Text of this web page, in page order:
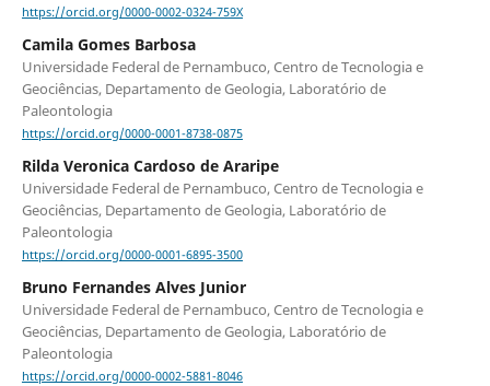
https://orcid.org/0000-0002-0324-759X
Camila Gomes Barbosa
Universidade Federal de Pernambuco, Centro de Tecnologia e
Geociências, Departamento de Geologia, Laboratório de
Paleontologia
https://orcid.org/0000-0001-8738-0875
Rilda Veronica Cardoso de Araripe
Universidade Federal de Pernambuco, Centro de Tecnologia e
Geociências, Departamento de Geologia, Laboratório de
Paleontologia
https://orcid.org/0000-0001-6895-3500
Bruno Fernandes Alves Junior
Universidade Federal de Pernambuco, Centro de Tecnologia e
Geociências, Departamento de Geologia, Laboratório de
Paleontologia
https://orcid.org/0000-0002-5881-8046